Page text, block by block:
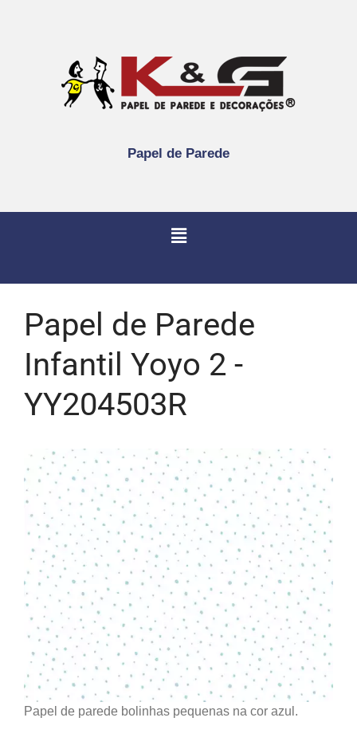
Papel de Parede
Papel de Parede
Infantil Yoyo 2 -
YY204503R
Papel de parede bolinhas pequenas na cor azul.